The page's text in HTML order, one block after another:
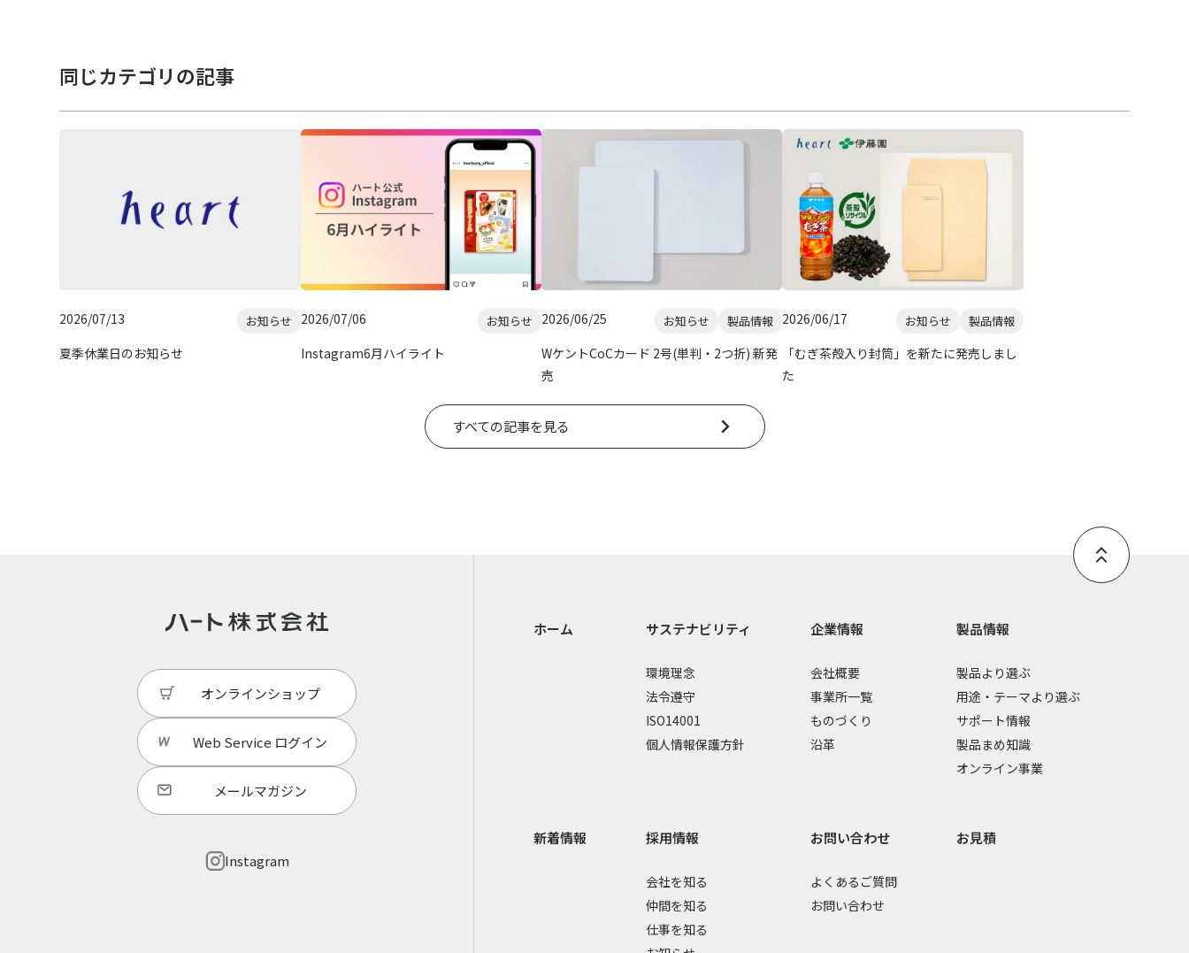
同じカテゴリの記事
2026/07/13 お知らせ
夏季休業日のお知らせ
2026/07/06 お知らせ
Instagram6月ハイライト
2026/06/25 お知らせ 製品情報
WケントCoCカード 2号(単判・2つ折) 新発
売
2026/06/17 お知らせ 製品情報
「むぎ茶殻入り封筒」を新たに発売しまし
た
すべての記事を見る
オンラインショップ
Web Service ログイン
メールマガジン
Instagram
ホーム サステナビリティ
環境理念
法令遵守
ISO14001
個人情報保護方針
企業情報
会社概要
事業所一覧
ものづくり
沿革
製品情報
製品より選ぶ
用途・テーマより選ぶ
サポート情報
製品まめ知識
オンライン事業
新着情報 採用情報
会社を知る
仲間を知る
仕事を知る
お問い合わせ
よくあるご質問
お問い合わせ
お見積